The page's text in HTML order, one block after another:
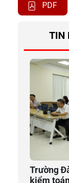
PDF
TIN
Trường
kiểm